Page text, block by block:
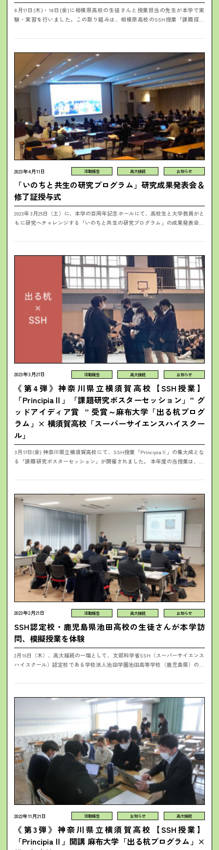
8月17日(木)・18日(金)に相模原高校の生徒さんと授業担当の先生が本学で実
験・実習を行いました。この取り組みは、相模原高校のSSH授業「課題探求
授...
2023年4月11日 お知らせ
高大接続
活動報告
「いのちと共生の研究プログラム」研究成果発表会＆
修了証授与式
2023年3月25日（土）に、本学の百周年記念ホールにて、高校生と大学教員がと
もに研究へチャレンジする「いのちと共生の研究プログラム」の成果発表会を
文...
2023年3月27日 お知らせ
高大接続
活動報告
《第4弾》神奈川県立横須賀高校【SSH授業】
「PrincipiaⅡ」「課題研究ポスターセッション」” グ
ッドアイディア賞 ” 受賞～麻布大学「出る杭プログ
ラム」× 横須賀高校「スーパーサイエンスハイスクー
ル」
3月17日(金) 神奈川県立横須賀高校にて、SSH授業「PrincipiaⅡ」の集大成とな
る「課題研究ポスターセッション」が開催されました。 本年度の当授業は、本
2023年2月21日 お知らせ
高大接続
活動報告
SSH認定校・鹿児島県池田高校の生徒さんが本学訪
問、模擬授業を体験
2月16日（木）、高大接続の一環として、文部科学省SSH（スーパーサイエンス
ハイスクール）認定校である学校法人池田学園池田高等学校（鹿児島県）の生
授、...
2022年11月21日 高大接続
お知らせ
活動報告
《第3弾》神奈川県立横須賀高校【SSH授業】
「PrincipiaⅡ」開講 麻布大学「出る杭プログラム」×